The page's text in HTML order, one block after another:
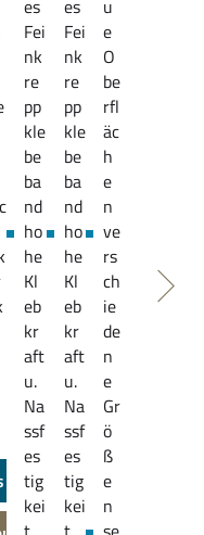
es
Fei
nk
re
pp
kle
be
ba
nd
ho
he
Kl
eb
kr
aft
u.
Na
ssf
es
tig
kei
es
Fei
nk
re
pp
kle
be
ba
nd
ho
he
Kl
eb
kr
aft
u.
Na
ssf
es
tig
kei
u
e
O
be
rfl
äc
h
e
n
ve
rs
ch
ie
de
n
e
Gr
ö
ß
e
n